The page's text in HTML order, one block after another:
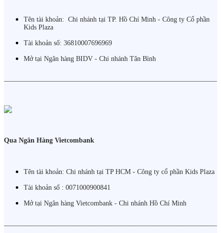
Tên tài khoản: Chi nhánh tại TP. Hồ Chí Minh - Công ty Cổ phần
Kids Plaza
Tài khoản số: 36810007696969
Mở tại Ngân hàng BIDV - Chi nhánh Tân Bình
Qua Ngân Hàng Vietcombank
Tên tài khoản: Chi nhánh tại TP HCM - Công ty cổ phần Kids Plaza
Tài khoản số : 0071000900841
Mở tại Ngân hàng Vietcombank - Chi nhánh Hồ Chí Minh